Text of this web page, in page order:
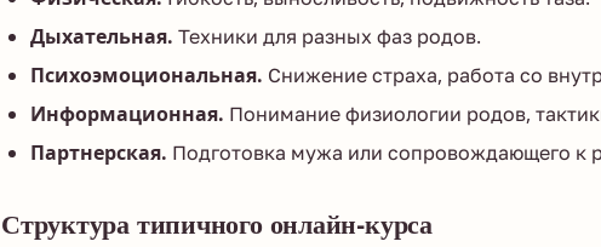
Дыхательная. Техники для разных фаз родов.
Психоэмоциональная. Снижение страха, работа со
Информационная. Понимание физиологии родов,
Партнерская. Подготовка мужа или сопровождающего к
Структура типичного онлайн-курса